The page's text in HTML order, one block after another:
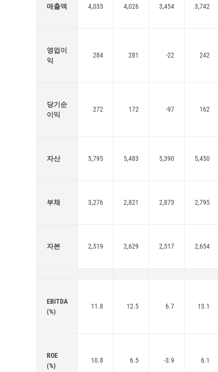
매출액 4,033 4,026 3,454 3,742
영업이
익
284 281 -22 242
당기순
이익
272 172 -97 162
자산 5,795 5,483 5,390 5,450
부채 3,276 2,821 2,873 2,795
자본 2,519 2,629 2,517 2,654
EBITDA
(%)
11.8 12.5 6.7 13.1
ROE
(%)
10.8 6.5 -3.9 6.1